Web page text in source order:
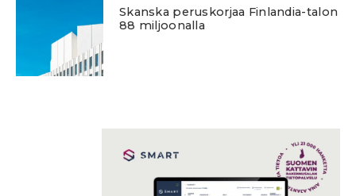
Skanska peruskorjaa Finlandia-talon
88 miljoonalla